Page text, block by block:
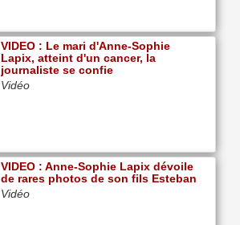
VIDEO : Le mari d'Anne-Sophie
Lapix, atteint d'un cancer, la
journaliste se confie
Vidéo
VIDEO : Anne-Sophie Lapix dévoile
de rares photos de son fils Esteban
Vidéo